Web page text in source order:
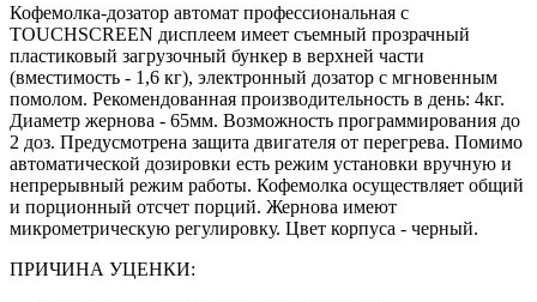
Кофемолка-дозатор автомат профессиональная с
TOUCHSCREEN дисплеем имеет съемный прозрачный
пластиковый загрузочный бункер в верхней части
(вместимость - 1,6 кг), электронный дозатор с мгновенным
помолом. Рекомендованная производительность в день: 4кг.
Диаметр жернова - 65мм. Возможность программирования до
2 доз. Предусмотрена защита двигателя от перегрева. Помимо
автоматической дозировки есть режим установки вручную и
непрерывный режим работы. Кофемолка осуществляет общий
и порционный отсчет порций. Жернова имеют
микрометрическую регулировку. Цвет корпуса - черный.
ПРИЧИНА УЦЕНКИ: